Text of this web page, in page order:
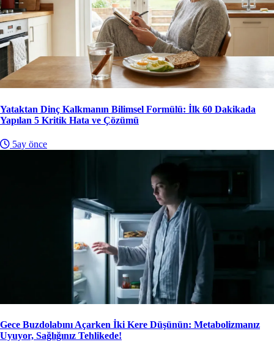
Yataktan Dinç Kalkmanın Bilimsel Formülü: İlk 60 Dakikada
Yapılan 5 Kritik Hata ve Çözümü
5ay önce
Gece Buzdolabını Açarken İki Kere Düşünün: Metabolizmanız
Uyuyor, Sağlığınız Tehlikede!